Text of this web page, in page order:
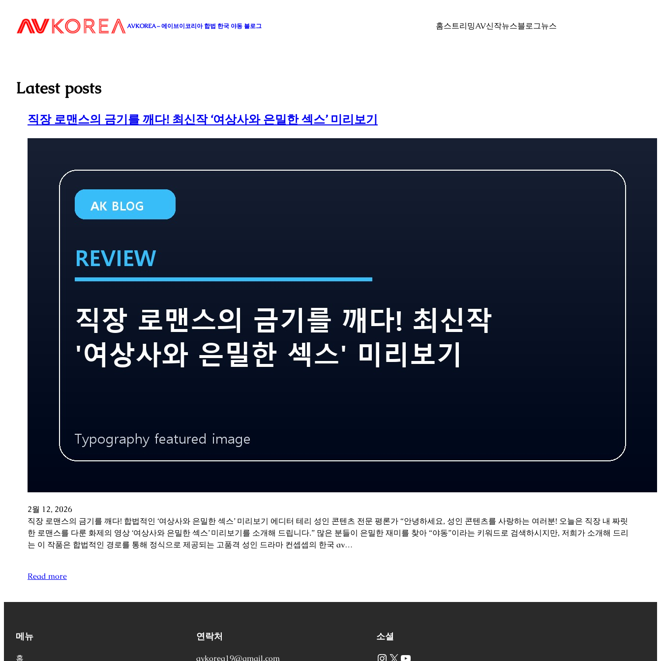
AVKOREA – 에이브이코리아 합법 한국 야동 블로그 홈스트리밍AV신작뉴스블로그뉴스
Latest posts
직장 로맨스의 금기를 깨다! 최신작 ‘여상사와 은밀한 섹스’ 미리보기
2월 12, 2026
직장 로맨스의 금기를 깨다! 합법적인 ‘여상사와 은밀한 섹스’ 미리보기 에디터 테리 성인 콘텐츠 전문 평론가 “안녕하세요, 성인 콘텐츠를 사랑하는 여러분! 오늘은 직장 내 짜릿
한 로맨스를 다룬 화제의 영상 ‘여상사와 은밀한 섹스’ 미리보기를 소개해 드립니다.” 많은 분들이 은밀한 재미를 찾아 “야동”이라는 키워드로 검색하시지만, 저희가 소개해 드리
는 이 작품은 합법적인 경로를 통해 정식으로 제공되는 고품격 성인 드라마 컨셉셉의 한국 av…
Read more
메뉴
홈
연락처
avkorea19@gmail.com
소셜
Instagram X YouTube